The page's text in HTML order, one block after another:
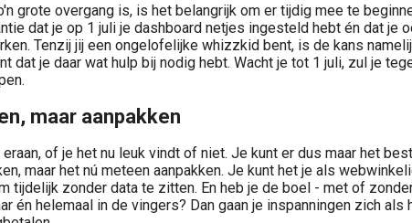
grote overgang is, is het belangrijk om er tijdig mee te
dat je op 1 juli je dashboard netjes ingesteld hebt én dat je
Tenzij jij een ongelofelijke whizzkid bent, is de kans
dat je daar wat hulp bij nodig hebt. Wacht je tot 1 juli, zul je
maar aanpakken
eraan, of je het nu leuk vindt of niet. Je kunt er dus maar het
maar het nú meteen aanpakken. Je kunt het je als
tijdelijk zonder data te zitten. En heb je de boel - met of
én helemaal in de vingers? Dan gaan je inspanningen zich als